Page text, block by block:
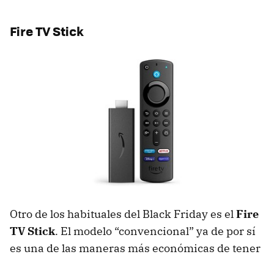
Fire TV Stick
Otro de los habituales del Black Friday es elFire
TV Stick. El modelo “convencional” ya de por sí
es una de las maneras más económicas de tener